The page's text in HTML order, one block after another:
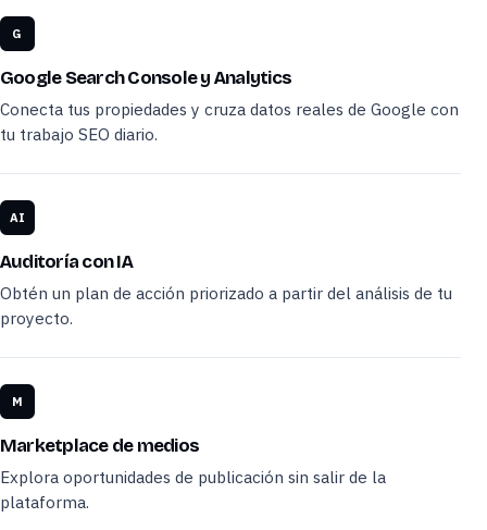
G
Google Search Console y Analytics
Conecta tus propiedades y cruza datos reales de Google con
tu trabajo SEO diario.
AI
Auditoría con IA
Obtén un plan de acción priorizado a partir del análisis de tu
proyecto.
M
Marketplace de medios
Explora oportunidades de publicación sin salir de la
plataforma.